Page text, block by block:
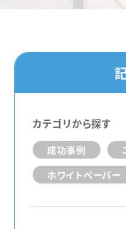
カテゴリから探す
成功事例
ホワイトペーパー